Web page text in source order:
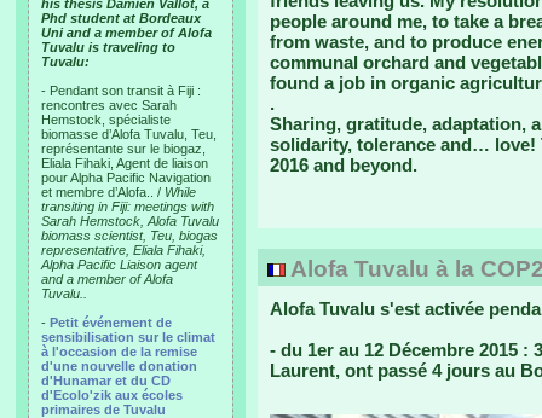
his thesis Damien Vallot, a
Phd student at Bordeaux
Uni and a member of Alofa
Tuvalu is traveling to
Tuvalu:
- Pendant son transit à Fiji :
rencontres avec Sarah
Hemstock, spécialiste
biomasse d’Alofa Tuvalu, Teu,
représentante sur le biogaz,
Eliala Fihaki, Agent de liaison
pour Alpha Pacific Navigation
et membre d’Alofa.. / While
transiting in Fiji: meetings with
Sarah Hemstock, Alofa Tuvalu
biomass scientist, Teu, biogas
representative, Eliala Fihaki,
Alpha Pacific Liaison agent
and a member of Alofa
Tuvalu..
- Petit événement de
sensibilisation sur le climat
à l'occasion de la remise
d'une nouvelle donation
d'Hunamar et du CD
d'Ecolo'zik aux écoles
primaires de Tuvalu
people around me, to take a
from waste, and to produce
communal orchard and
found a job in organic
.
Sharing, gratitude, adaptation,
solidarity, tolerance and… love!
2016 and beyond.
Alofa Tuvalu à la
Alofa Tuvalu s'est activée
- du 1er au 12 Décembre 2015
Laurent, ont passé 4 jours au